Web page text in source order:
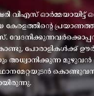
വിഎസ്
കേരളത്തിന്റെ
പോരാളികൾക്ക്
അധ്വാനിക്കുന്ന മുഴുവൻ